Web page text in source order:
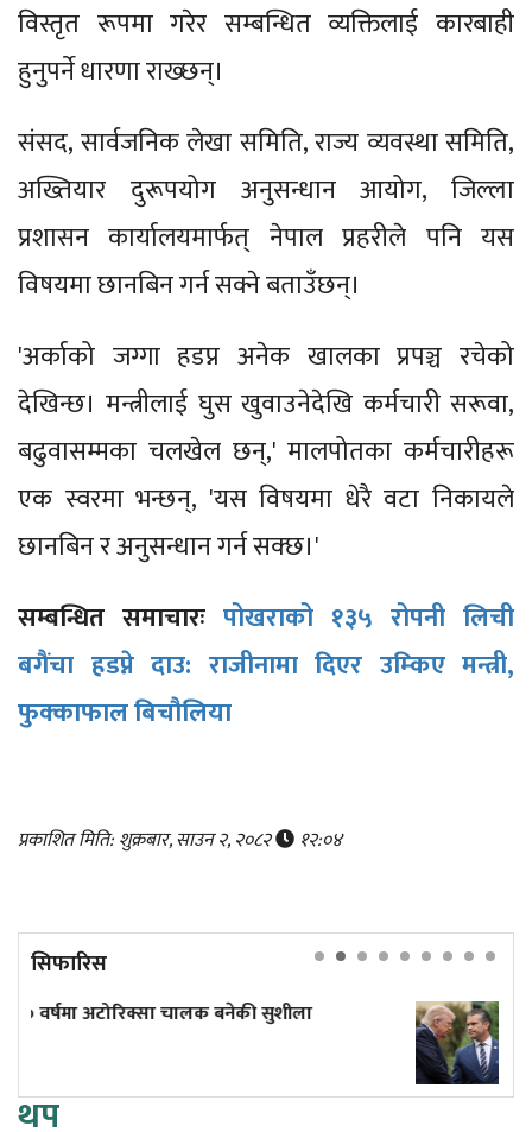
विस्तृत रूपमा गरेर सम्बन्धित व्यक्तिलाई कारबाही
हुनुपर्ने धारणा राख्छन्।
संसद, सार्वजनिक लेखा समिति, राज्य व्यवस्था समिति,
अख्तियार दुरूपयोग अनुसन्धान आयोग, जिल्ला
प्रशासन कार्यालयमार्फत् नेपाल प्रहरीले पनि यस
विषयमा छानबिन गर्न सक्ने बताउँछन्।
'अर्काको जग्गा हडप्न अनेक खालका प्रपञ्च रचेको
देखिन्छ। मन्त्रीलाई घुस खुवाउनेदेखि कर्मचारी सरूवा,
बढुवासम्मका चलखेल छन्,' मालपोतका कर्मचारीहरू
एक स्वरमा भन्छन्, 'यस विषयमा धेरै वटा निकायले
छानबिन र अनुसन्धान गर्न सक्छ।'
सम्बन्धित समाचारः पोखराको १३५ रोपनी लिची
बगैंचा हडप्ने दाउ: राजीनामा दिएर उम्किए मन्त्री,
फुक्काफाल बिचौलिया
प्रकाशित मिति: शुक्रबार, साउन २, २०८२ १२:०४
सिफारिस
हतियार भण्डार रित्तिन थालेपछि
थप